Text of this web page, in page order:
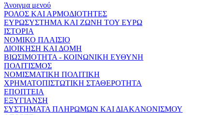
Άνοιγμα μενού
ΡΟΛΟΣ ΚΑΙ ΑΡΜΟΔΙΟΤΗΤΕΣ
ΕΥΡΩΣΥΣΤΗΜΑ ΚΑΙ ΖΩΝΗ ΤΟΥ ΕΥΡΩ
ΙΣΤΟΡΙΑ
ΝΟΜΙΚΟ ΠΛΑΙΣΙΟ
ΔΙΟΙΚΗΣΗ ΚΑΙ ΔΟΜΗ
ΒΙΩΣΙΜΟΤΗΤΑ - ΚΟΙΝΩΝΙΚΗ ΕΥΘΥΝΗ
ΠΟΛΙΤΙΣΜΟΣ
ΝΟΜΙΣΜΑΤΙΚΗ ΠΟΛΙΤΙΚΗ
ΧΡΗΜΑΤΟΠΙΣΤΩΤΙΚΗ ΣΤΑΘΕΡΟΤΗΤΑ
ΕΠΟΠΤΕΙΑ
ΕΞΥΓΙΑΝΣΗ
ΣΥΣΤΗΜΑΤΑ ΠΛΗΡΩΜΩΝ ΚΑΙ ΔΙΑΚΑΝΟΝΙΣΜΟΥ